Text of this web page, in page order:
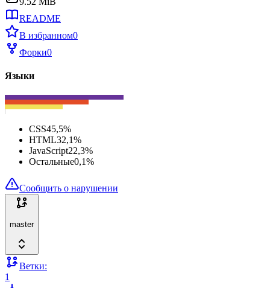
README
В избранном0
Форки0
Языки
CSS45,5%
HTML32,1%
JavaScript22,3%
Остальные0,1%
Сообщить о нарушении
master
Ветки:
1